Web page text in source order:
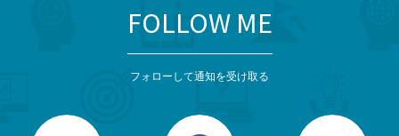
FOLLOW ME
フォローして通知を受け取る